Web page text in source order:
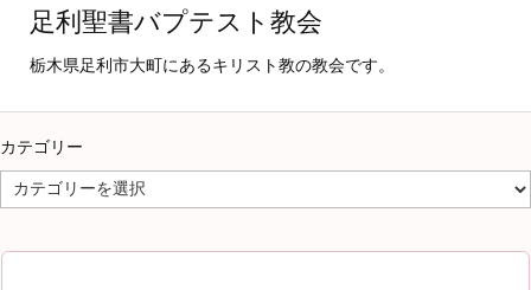
足利聖書バプテスト教会
栃木県足利市大町にあるキリスト教の教会です。
カテゴリー
テ
リ